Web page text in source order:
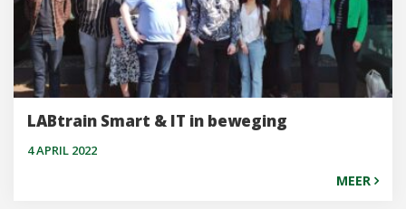
LABtrain Smart & IT in beweging
4 APRIL 2022
MEER